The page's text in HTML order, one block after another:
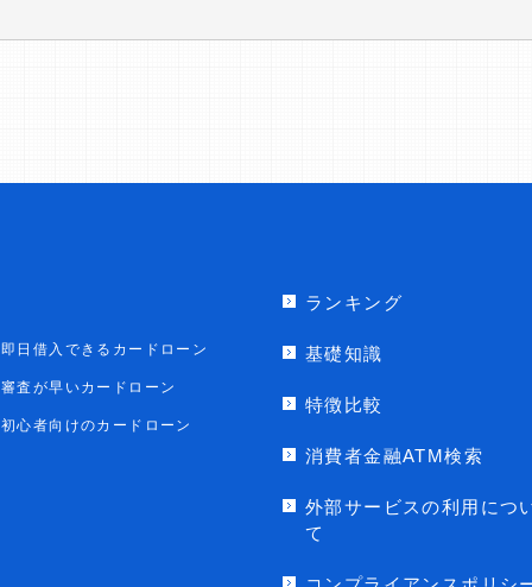
即日借入できるカードローン
審査が早いカードローン
初心者向けのカードローン
ランキング
基礎知識
特徴比較
消費者金融ATM検索
外部サービスの利用につ
て